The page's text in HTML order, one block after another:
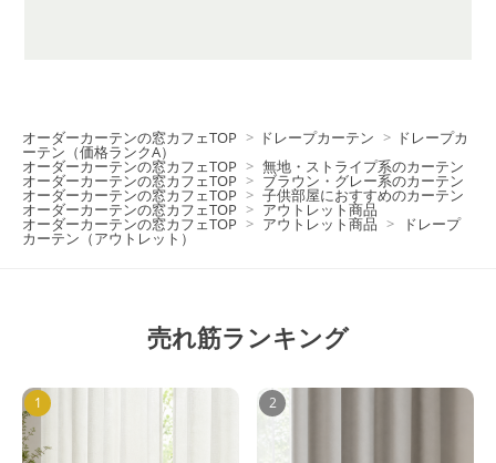
オーダーカーテンの窓カフェTOP > ドレープカーテン > ドレープカ
ーテン（価格ランクA）
オーダーカーテンの窓カフェTOP > 無地・ストライプ系のカーテン
オーダーカーテンの窓カフェTOP > ブラウン・グレー系のカーテン
オーダーカーテンの窓カフェTOP > 子供部屋におすすめのカーテン
オーダーカーテンの窓カフェTOP > アウトレット商品
オーダーカーテンの窓カフェTOP > アウトレット商品 > ドレープ
カーテン（アウトレット）
売れ筋ランキング
1 2